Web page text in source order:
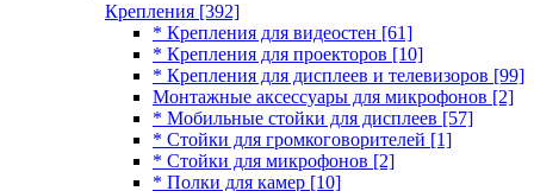
Крепления [392]
* Крепления для видеостен [61]
* Крепления для проекторов [10]
* Крепления для дисплеев и телевизоров [99]
Монтажные аксессуары для микрофонов [2]
* Мобильные стойки для дисплеев [57]
* Стойки для громкоговорителей [1]
* Стойки для микрофонов [2]
* Полки для камер [10]